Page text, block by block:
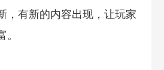
，有新的内容出现，让玩家